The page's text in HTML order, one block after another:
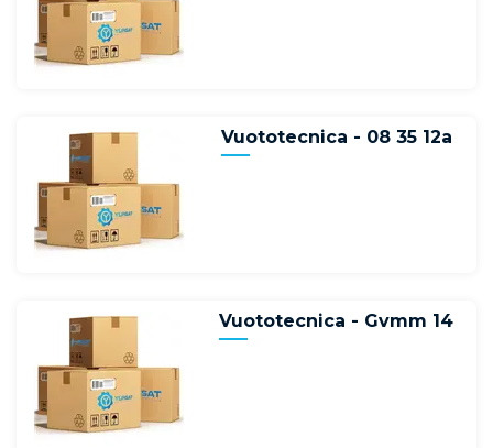
Vuototecnica - 08 35 12a
Vuototecnica - Gvmm 14